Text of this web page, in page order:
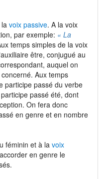
voix passive. A la voix
par exemple: « La
temps simples de la voix
être, conjugué au
auquel on
Aux temps
participe passé du verbe
passé été, dont
On fera donc
en genre et en nombre
féminin et à la voix
en genre le